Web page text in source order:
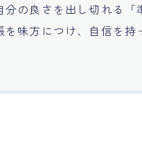
の良さを出し切れる
味方につけ、自信を